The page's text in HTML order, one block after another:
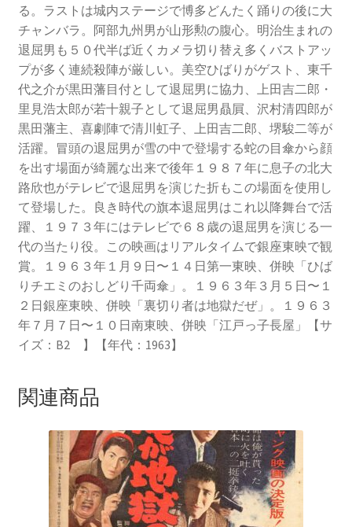
る。ラストは城内ステージで博多どんたく踊りの後に大
チャンバラ。阿部九州男が山形勲の腹心。明治生まれの
退屈男も５０代半ば近くカメラ切り替え多くバストアッ
プが多く連続殺陣が厳しい。美空ひばりがゲスト、東千
代之介が黒田藩目付として退屈男に協力、上田吉二郎・
里見浩太郎が若十親子として退屈男贔屓、沢村清四郎が
黒田藩主、喜劇陣で清川虹子、上田吉二郎、堺駿二等が
活躍。冒頭の退屈男が雪の中で登場する蛇の目傘から顔
を出す場面が綺麗な出来で後年１９８７年に息子の北大
路欣也がテレビで退屈男を演じた折もこの場面を使用し
て登場した。良き時代の旗本退屈男はこれ以降舞台で活
躍、１９７３年にはテレビで６８歳の退屈男を演じる一
代の当たり役。この映画はリアルタイムで銀座東映で観
賞。１９６３年１月９日〜１４日第一東映、併映「ひば
りチエミのおしどり千両傘」。１９６３年３月５日〜１
２日銀座東映、併映「裏切り者は地獄だぜ」。１９６３
年７月７日〜１０日南東映、併映「江戸っ子長屋」【サ
イズ：B2 】【年代：1963】
関連商品